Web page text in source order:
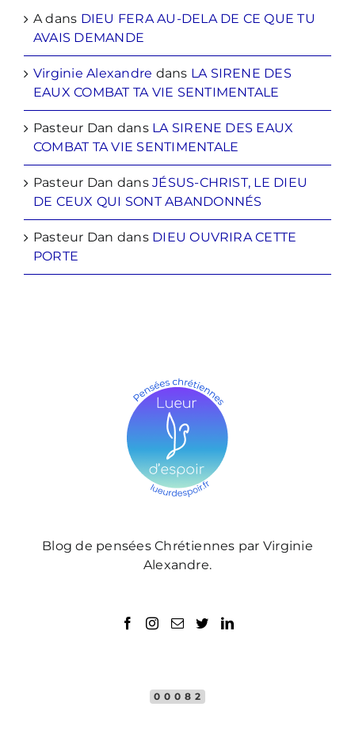
Adans DIEU FERA AU-DELA DE CE QUE TU
AVAIS DEMANDE
Virginie Alexandre dans LA SIRENE DES
EAUX COMBAT TA VIE SENTIMENTALE
Pasteur Dan dans LA SIRENE DES EAUX
COMBAT TA VIE SENTIMENTALE
Pasteur Dan dansJÉSUS-CHRIST, LE DIEU
DE CEUX QUI SONT ABANDONNÉS
Pasteur Dan dans DIEU OUVRIRA CETTE
PORTE
Blog de pensées Chrétiennes par Virginie
Alexandre.
00082